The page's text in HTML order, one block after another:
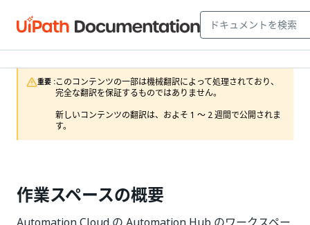
重要 :このコンテンツの一部は機械翻訳によって処理されており、
完全な翻訳を保証するものではありません。
新しいコンテンツの翻訳は、およそ 1 ～ 2 週間で公開されま
す。
作業スペースの概要